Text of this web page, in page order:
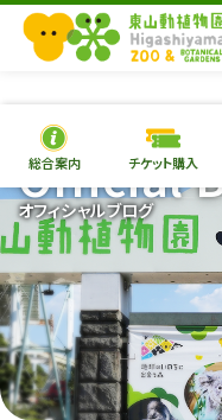
総合案内 チケット購入
オフィシャルブログ
Official